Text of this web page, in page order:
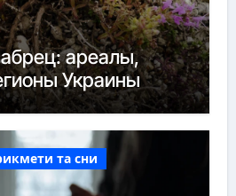
ареалы,
Украины
та сни